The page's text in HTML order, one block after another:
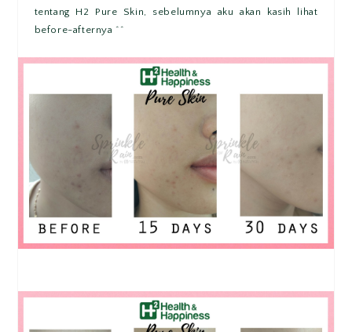
tentang H2 Pure Skin, sebelumnya aku akan kasih lihat
before-afternya ^^